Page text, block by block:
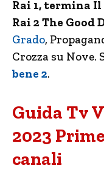
Rai 1, termina Il
Rai 2 The Good
Grado,
Crozza su Nove.
bene 2.
Guida Tv
2023
canali